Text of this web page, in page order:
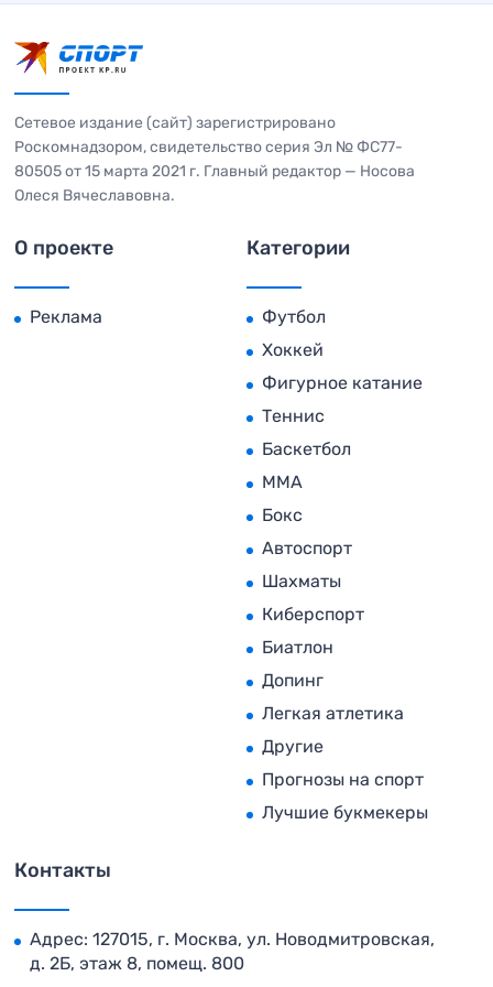
Сетевое издание (сайт) зарегистрировано
Роскомнадзором, свидетельство серия Эл № ФС77-
80505 от 15 марта 2021 г. Главный редактор — Носова
Олеся Вячеславовна.
О проекте
Реклама
Категории
Футбол
Хоккей
Фигурное катание
Теннис
Баскетбол
MMA
Бокс
Автоспорт
Шахматы
Киберспорт
Биатлон
Допинг
Легкая атлетика
Другие
Прогнозы на спорт
Лучшие букмекеры
Контакты
Адрес: 127015, г. Москва, ул. Новодмитровская,
д. 2Б, этаж 8, помещ. 800